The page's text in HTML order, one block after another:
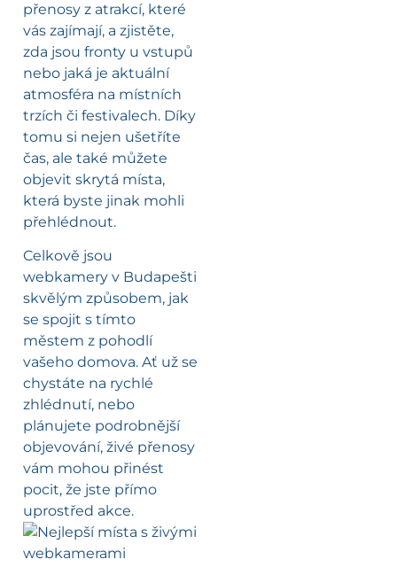
přenosy z atrakcí, které
vás zajímají, a zjistěte,
zda jsou fronty u vstupů
nebo jaká je aktuální
atmosféra na místních
trzích či festivalech. Díky
tomu si nejen ušetříte
čas, ale také můžete
objevit skrytá místa,
která byste jinak mohli
přehlédnout.
Celkově jsou
webkamery v Budapešti
skvělým způsobem, jak
se spojit s tímto
městem z pohodlí
vašeho domova. Ať už se
chystáte na rychlé
zhlédnutí, nebo
plánujete podrobnější
objevování, živé přenosy
vám mohou přinést
pocit, že jste přímo
uprostřed akce.